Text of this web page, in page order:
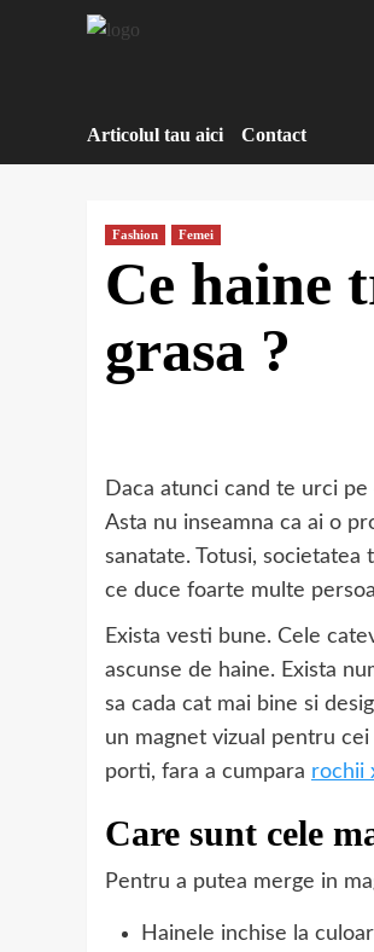
Articolul tau aici Contact
Fashion Femei
Ce haine
grasa ?
Daca atunci cand te urci
Asta nu inseamna ca ai o
sanatate. Totusi,
ce duce foarte multe
Exista vesti bune. Cele
ascunse de haine. Exista
sa cada cat mai bine si
un magnet vizual pentru
porti, fara a cumpara rochii
Care sunt cele
Pentru a putea merge in
Hainele inchise la